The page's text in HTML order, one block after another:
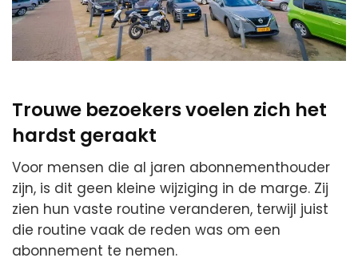
Trouwe bezoekers voelen zich het
hardst geraakt
Voor mensen die al jaren abonnementhouder
zijn, is dit geen kleine wijziging in de marge. Zij
zien hun vaste routine veranderen, terwijl juist
die routine vaak de reden was om een
abonnement te nemen.